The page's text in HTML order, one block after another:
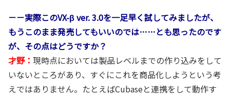
－－実際このVX-β ver. 3.0を一足早く試してみましたが、
もうこのまま発売してもいいのでは……とも思ったのです
が、その点はどうですか？
才野： 現時点においては製品レベルまでの作り込みをして
いないところがあり、すぐにこれを商品化しようという考
えではありません。たとえばCubaseと連携をして動作す